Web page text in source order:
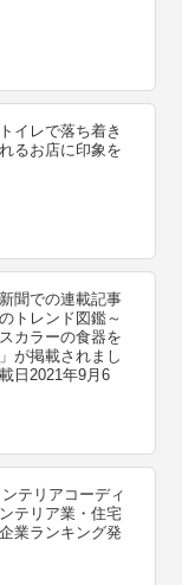
イレで落ち着き
るお店に印象を
聞での連載記事
トレンド図鑑～
カラーの食器を
が掲載されまし
日2021年9月6
テリアコーディ
テリア業・住宅
業ランキング発